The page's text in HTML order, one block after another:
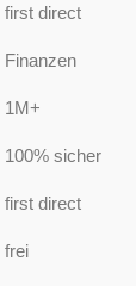
first direct
Finanzen
1M+
100% sicher
first direct
frei